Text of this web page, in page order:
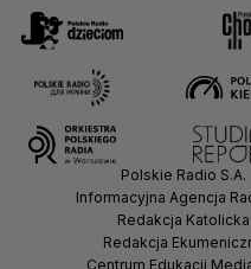
Polskie Radio S.A.
Informacyjna Agencja
Redakcja Katolicka
Redakcja
Centrum Edukacji